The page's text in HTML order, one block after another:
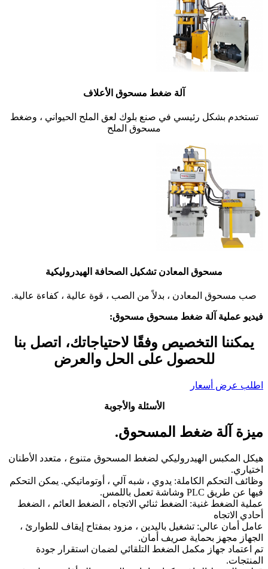
آلة ضغط مسحوق الأعلاف
تستخدم بشكل رئيسي في صنع بلوك لعق الملح الحيواني ، وضغط
مسحوق الملح
مسحوق المعادن تشكيل الصحافة الهيدروليكية
صب مسحوق المعادن ، بدلاً من الصب ، قوة عالية ، كفاءة عالية.
فيديو عملية آلة ضغط مسحوق مسحوق:
يمكننا التخصيص وفقًا لاحتياجاتك، اتصل بنا
للحصول على الحل والعرض
اطلب عرض أسعار
الأسئلة والأجوبة
ميزة آلة ضغط المسحوق.
هيكل المكبس الهيدروليكي لضغط المسحوق متنوع ، متعدد الأطنان
اختياري.
وظائف التحكم الكاملة: يدوي ، شبه آلي ، أوتوماتيكي. يمكن التحكم
فيها عن طريق PLC وشاشة تعمل باللمس.
عملية الضغط غنية: الضغط ثنائي الاتجاه ، الضغط العائم ، الضغط
أحادي الاتجاه
عامل أمان عالي: تشغيل باليدين ، مزود بمفتاح إيقاف للطوارئ ،
الجهاز مجهز بحماية صريف أمان.
تم اعتماد جهاز مكمل الضغط التلقائي لضمان استقرار جودة
المنتجات.